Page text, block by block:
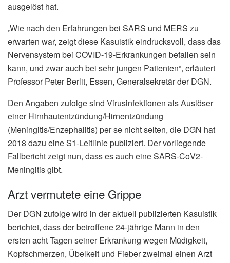
ausgelöst hat.
„Wie nach den Erfahrungen bei SARS und MERS zu
erwarten war, zeigt diese Kasuistik eindrucksvoll, dass das
Nervensystem bei COVID-19-Erkrankungen befallen sein
kann, und zwar auch bei sehr jungen Patienten“, erläutert
Professor Peter Berlit, Essen, Generalsekretär der DGN.
Den Angaben zufolge sind Virusinfektionen als Auslöser
einer Hirnhautentzündung/Hirnentzündung
(Meningitis/Enzephalitis) per se nicht selten, die DGN hat
2018 dazu eine S1-Leitlinie publiziert. Der vorliegende
Fallbericht zeigt nun, dass es auch eine SARS-CoV2-
Meningitis gibt.
Arzt vermutete eine Grippe
Der DGN zufolge wird in der aktuell publizierten Kasuistik
berichtet, dass der betroffene 24-jährige Mann in den
ersten acht Tagen seiner Erkrankung wegen Müdigkeit,
Kopfschmerzen, Übelkeit und Fieber zweimal einen Arzt